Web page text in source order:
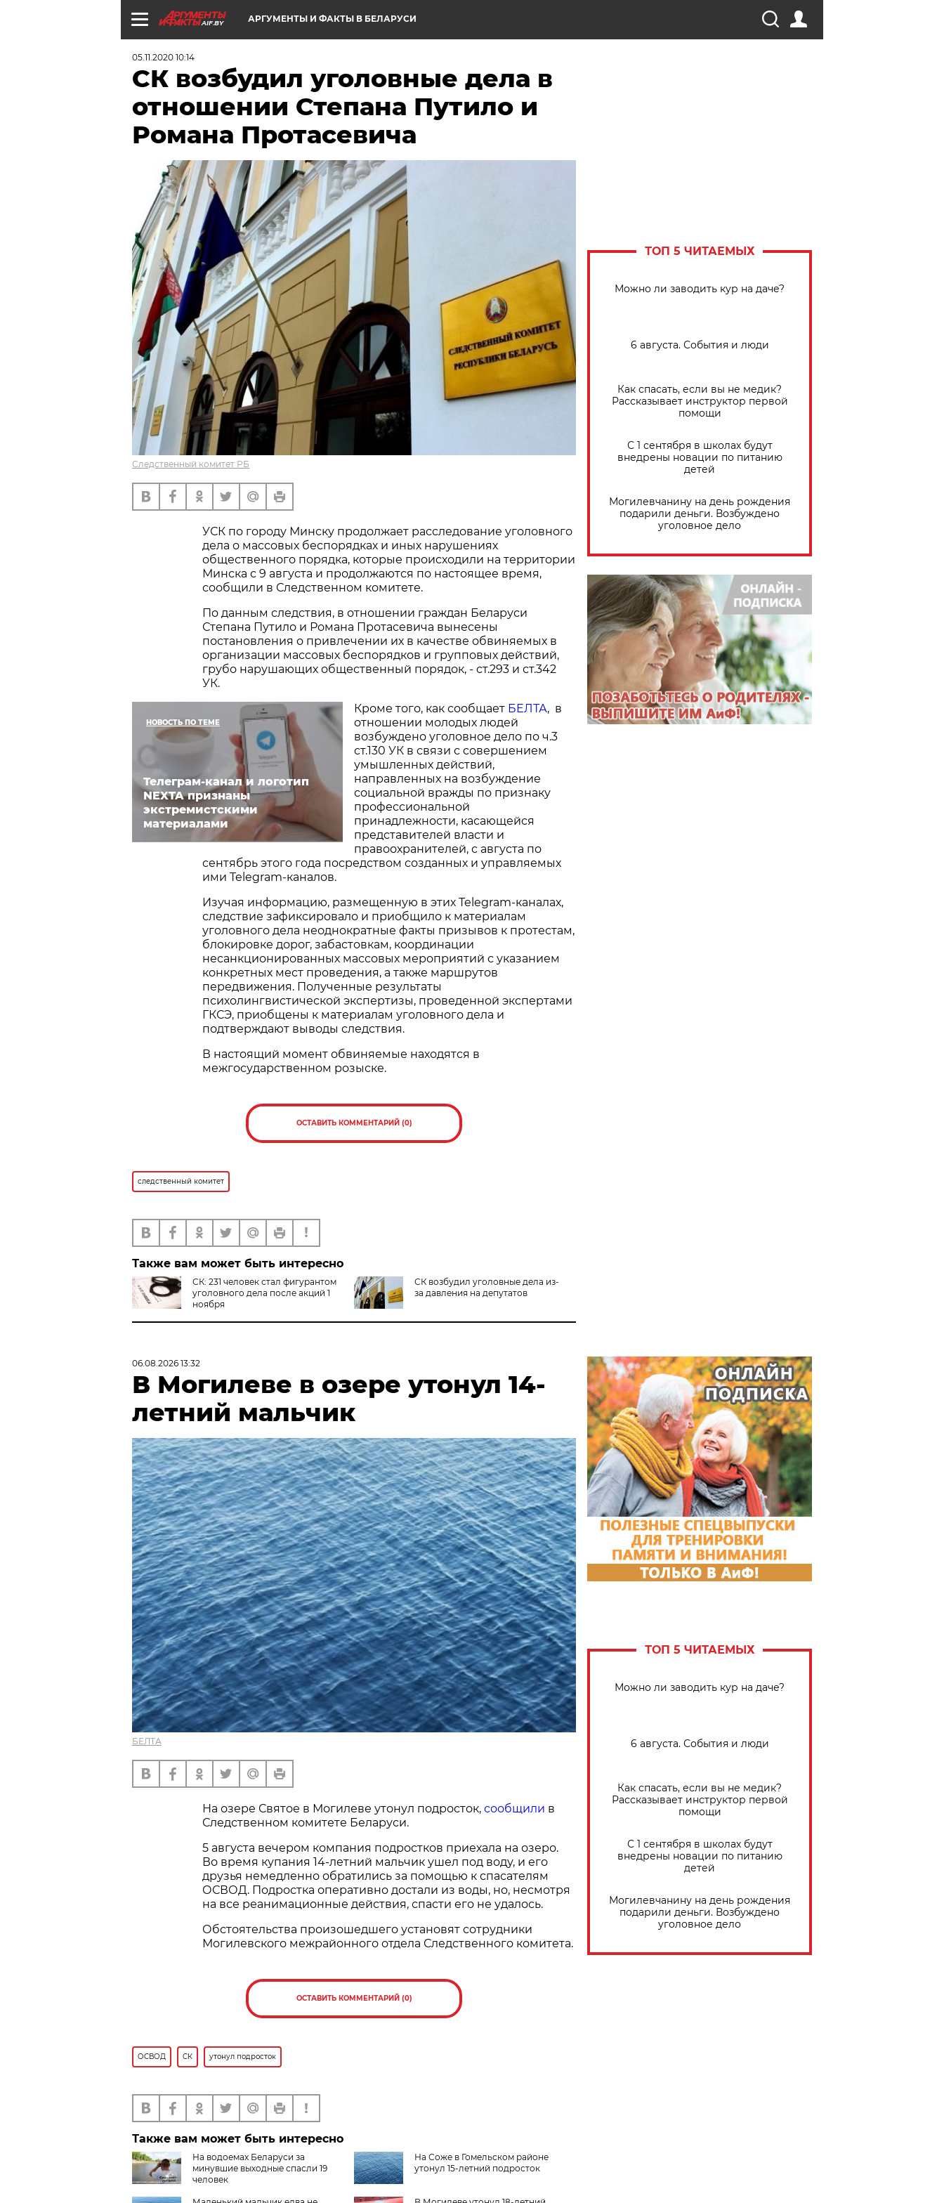
AIF.BY АРГУМЕНТЫ И ФАКТЫ В БЕЛАРУСИ
05.11.2020 10:14
СК возбудил уголовные дела в
отношении Степана Путило и
Романа Протасевича
Следственный комитет РБ
УСК по городу Минску продолжает расследование уголовного
дела о массовых беспорядках и иных нарушениях
общественного порядка, которые происходили на территории
Минска с 9 августа и продолжаются по настоящее время,
сообщили в Следственном комитете.
По данным следствия, в отношении граждан Беларуси
Степана Путило и Романа Протасевича вынесены
постановления о привлечении их в качестве обвиняемых в
организации массовых беспорядков и групповых действий,
грубо нарушающих общественный порядок, - ст.293 и ст.342
УК.
НОВОСТЬ ПО ТЕМЕ
Телеграм-канал и логотип
NEXTA признаны
экстремистскими
материалами
Кроме того, как сообщает БЕЛТА, в
отношении молодых людей
возбуждено уголовное дело по ч.3
ст.130 УК в связи с совершением
умышленных действий,
направленных на возбуждение
социальной вражды по признаку
профессиональной
принадлежности, касающейся
представителей власти и
правоохранителей, с августа по
сентябрь этого года посредством созданных и управляемых
ими Telegram-каналов.
Изучая информацию, размещенную в этих Telegram-каналах,
следствие зафиксировало и приобщило к материалам
уголовного дела неоднократные факты призывов к протестам,
блокировке дорог, забастовкам, координации
несанкционированных массовых мероприятий с указанием
конкретных мест проведения, а также маршрутов
передвижения. Полученные результаты
психолингвистической экспертизы, проведенной экспертами
ГКСЭ, приобщены к материалам уголовного дела и
подтверждают выводы следствия.
В настоящий момент обвиняемые находятся в
межгосударственном розыске.
ОСТАВИТЬ КОММЕНТАРИЙ (0)
следственный комитет
Также вам может быть интересно
СК: 231 человек стал фигурантом
уголовного дела после акций 1
ноября
СК возбудил уголовные дела из-
за давления на депутатов
ТОП 5 ЧИТАЕМЫХ
Можно ли заводить кур на даче?
6 августа. События и люди
Как спасать, если вы не медик?
Рассказывает инструктор первой
помощи
С 1 сентября в школах будут
внедрены новации по питанию
детей
Могилевчанину на день рождения
подарили деньги. Возбуждено
уголовное дело
06.08.2026 13:32
В Могилеве в озере утонул 14-
летний мальчик
БЕЛТА
На озере Святое в Могилеве утонул подросток, сообщили в
Следственном комитете Беларуси.
5 августа вечером компания подростков приехала на озеро.
Во время купания 14-летний мальчик ушел под воду, и его
друзья немедленно обратились за помощью к спасателям
ОСВОД. Подростка оперативно достали из воды, но, несмотря
на все реанимационные действия, спасти его не удалось.
Обстоятельства произошедшего установят сотрудники
Могилевского межрайонного отдела Следственного комитета.
ОСТАВИТЬ КОММЕНТАРИЙ (0)
ОСВОД СК утонул подросток
Также вам может быть интересно
На водоемах Беларуси за
минувшие выходные спасли 19
человек
На Соже в Гомельском районе
утонул 15-летний подросток
ТОП 5 ЧИТАЕМЫХ
Можно ли заводить кур на даче?
6 августа. События и люди
Как спасать, если вы не медик?
Рассказывает инструктор первой
помощи
С 1 сентября в школах будут
внедрены новации по питанию
детей
Могилевчанину на день рождения
подарили деньги. Возбуждено
уголовное дело